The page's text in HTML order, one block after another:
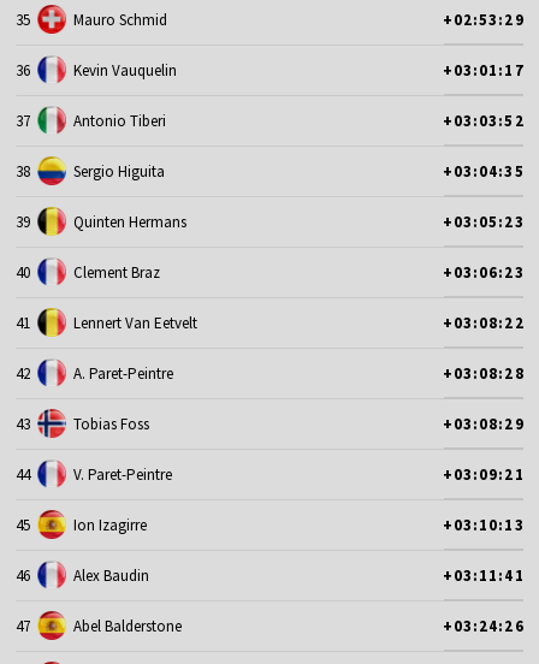
35 Mauro Schmid +02:53:29
36 Kevin Vauquelin +03:01:17
37 Antonio Tiberi +03:03:52
38 Sergio Higuita +03:04:35
39 Quinten Hermans +03:05:23
40 Clement Braz +03:06:23
41 Lennert Van Eetvelt +03:08:22
42 A. Paret-Peintre +03:08:28
43 Tobias Foss +03:08:29
44 V. Paret-Peintre +03:09:21
45 Ion Izagirre +03:10:13
46 Alex Baudin +03:11:41
47 Abel Balderstone +03:24:26